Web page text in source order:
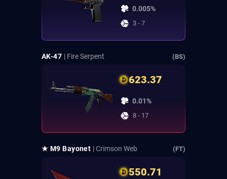
0.005%
3 - 7
AK-47 | Fire Serpent (BS)
623.37
0.01%
8 - 17
★ M9 Bayonet | Crimson Web (FT)
550.71